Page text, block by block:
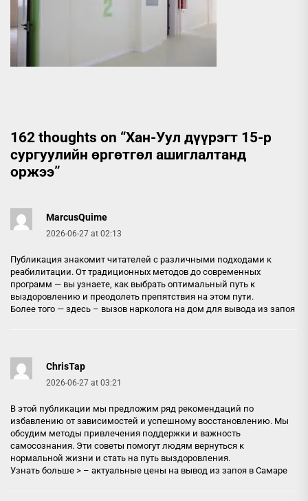
162 thoughts on “Хан-Уул дүүрэгт 15-р
сургуулийн өргөтгөл ашиглалтанд
оржээ”
MarcusQuime
2026-06-27 at 02:13
Публикация знакомит читателей с различными подходами к
реабилитации. От традиционных методов до современных
программ — вы узнаете, как выбрать оптимальный путь к
выздоровлению и преодолеть препятствия на этом пути.
Более того — здесь – вызов нарколога на дом для вывода из запоя
ChrisTap
2026-06-27 at 03:21
В этой публикации мы предложим ряд рекомендаций по
избавлению от зависимостей и успешному восстановлению. Мы
обсудим методы привлечения поддержки и важность
самосознания. Эти советы помогут людям вернуться к
нормальной жизни и стать на путь выздоровления.
Узнать больше > – актуальные цены на вывод из запоя в Самаре